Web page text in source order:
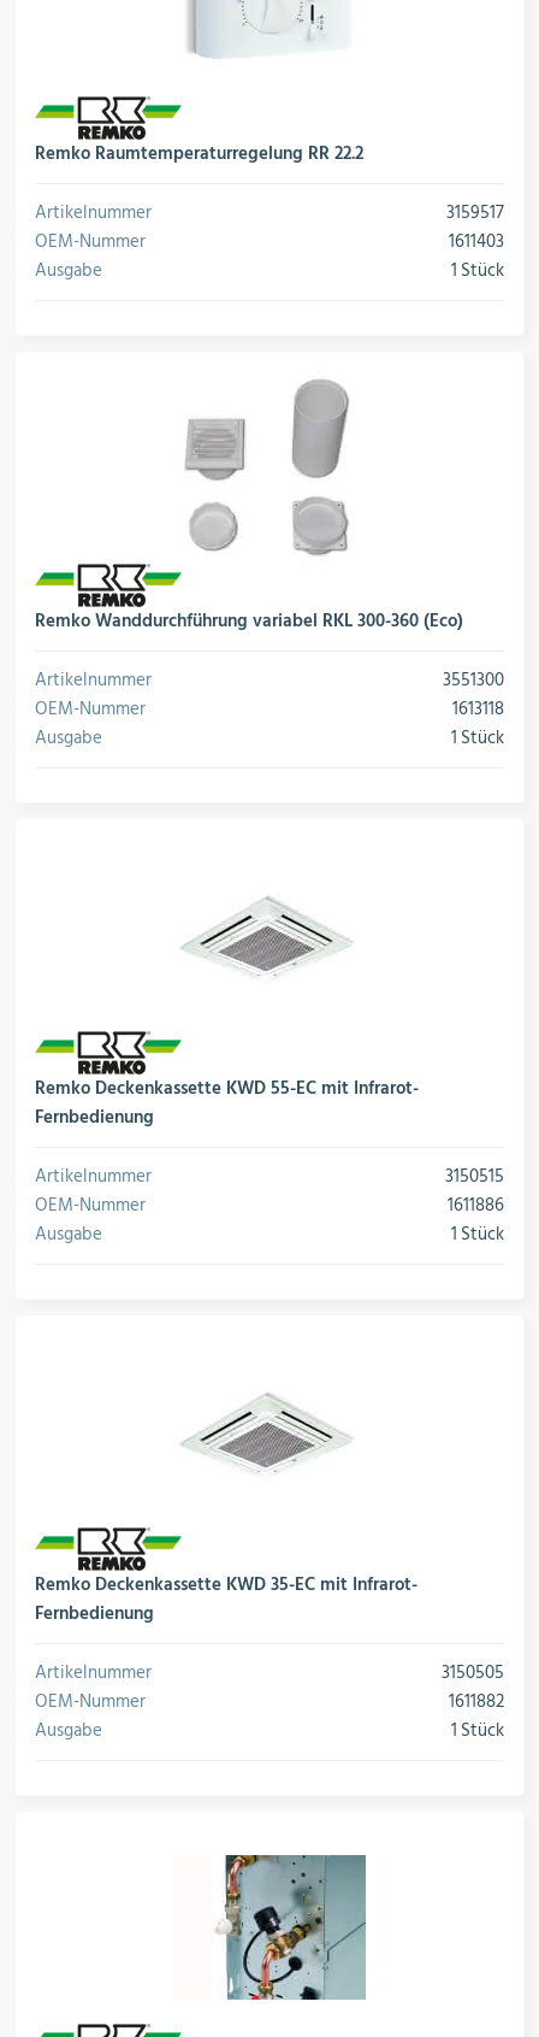
Remko Raumtemperaturregelung RR 22.2
Artikelnummer
3159517
OEM-Nummer
1611403
Ausgabe
1 Stück
Remko Wanddurchführung variabel RKL 300-360 (Eco)
Artikelnummer
3551300
OEM-Nummer
1613118
Ausgabe
1 Stück
Remko Deckenkassette KWD 55-EC mit Infrarot-
Fernbedienung
Artikelnummer
3150515
OEM-Nummer
1611886
Ausgabe
1 Stück
Remko Deckenkassette KWD 35-EC mit Infrarot-
Fernbedienung
Artikelnummer
3150505
OEM-Nummer
1611882
Ausgabe
1 Stück